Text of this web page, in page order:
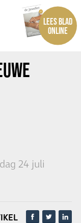
LEES BLAD
ONLINE
24 juli